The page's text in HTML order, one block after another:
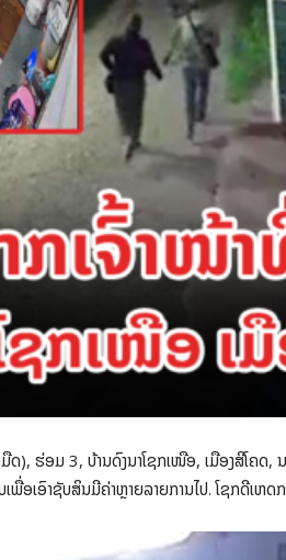
), ຮ່ອມ 3, ບ້ານດົງນາໂຊກເໜືອ, ເມືອງສີໂຄດ
ພື່ອເອົາຊັບສິນມີຄ່າຫຼາຍລາຍການໄປ. ໂຊກດີເຫດ